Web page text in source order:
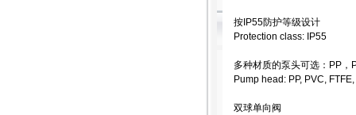
按IP55防护等级设计
Protection class: IP55
多种材质的泵头可选：PP，
Pump head: PP, PVC,
双球单向阀